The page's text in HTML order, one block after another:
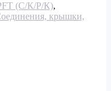
(С/К/Р/К),
крышки,